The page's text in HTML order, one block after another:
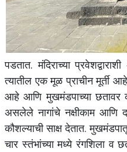
पडतात. मंदिराच्या
त्यातील एक मूळ प्राचीन मूर्ती
आहे आणि मुखमंडपाच्या
असलेले नागांचे नक्षीकाम आणि
कौशल्याची साक्ष देतात.
चार स्तंभांच्या मध्ये रंगशिला व